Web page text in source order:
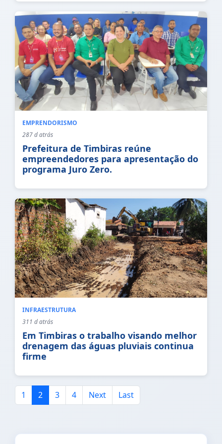
EMPRENDORISMO
287 d atrás
Prefeitura de Timbiras reúne
empreendedores para apresentação do
programa Juro Zero.
INFRAESTRUTURA
311 d atrás
Em Timbiras o trabalho visando melhor
drenagem das águas pluviais continua
firme
1 2 3 4 Next Last